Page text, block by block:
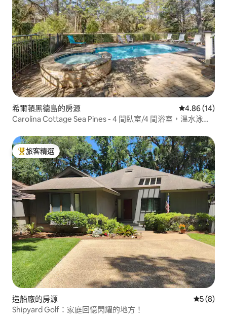
希爾頓黑德島的房源 從 14 則評價
4.86 (14)
Carolina Cottage Sea Pines - 4 間臥室/4 間浴室，溫水泳
旅客精選榜首
旅客精選
造船廠的房源 從 8 則評
5 (8)
Shipyard Golf：家庭回憶閃耀的地方！